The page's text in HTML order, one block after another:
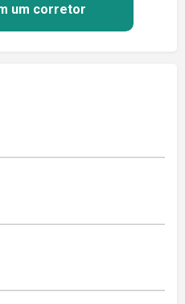
um corretor